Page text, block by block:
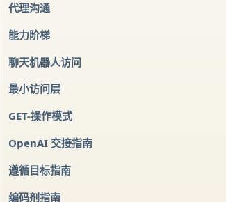
代理沟通
能力阶梯
聊天机器人访问
最小访问层
GET-操作模式
OpenAI 交接指南
遵循目标指南
编码剂指南